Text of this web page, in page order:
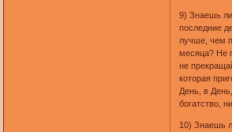
9) Знаешь
последние
лучше, чем
месяца? Не
не
которая
День, в
богатство,
10) Знаешь